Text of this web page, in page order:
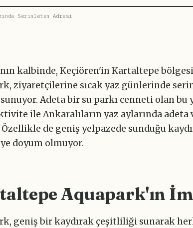
Serinleten Adresi
kalbinde, Keçiören'in Kartaltepe
ziyaretçilerine sıcak yaz günlerinde
Adeta bir su parkı cenneti olan bu
ile Ankaralıların yaz aylarında
de geniş yelpazede sunduğu
doyum olmuyor.
Aquapark'ın
geniş bir kaydırak çeşitliliği sunarak